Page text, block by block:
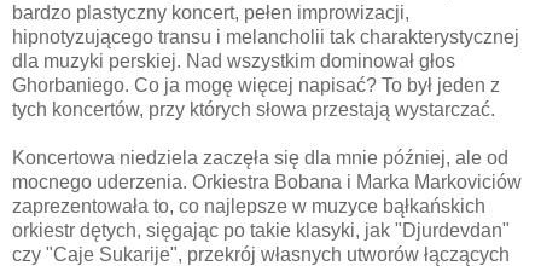
bardzo plastyczny koncert, pełen improwizacji,
hipnotyzującego transu i melancholii tak charakterystycznej
dla muzyki perskiej. Nad wszystkim dominował głos
Ghorbaniego. Co ja mogę więcej napisać? To był jeden z
tych koncertów, przy których słowa przestają wystarczać.
Koncertowa niedziela zaczęła się dla mnie później, ale od
mocnego uderzenia. Orkiestra Bobana i Marka Markoviciów
zaprezentowała to, co najlepsze w muzyce bąłkańskich
orkiestr dętych, sięgając po takie klasyki, jak "Djurdevdan"
czy "Caje Sukarije", przekrój własnych utworów łączących